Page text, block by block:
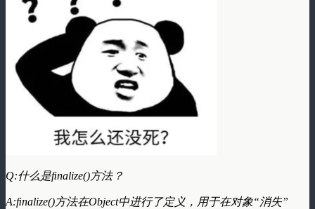
Q:什么是ﬁnalize()方法？
A:ﬁnalize()方法在Object中进行了定义，用于在对象“消失”